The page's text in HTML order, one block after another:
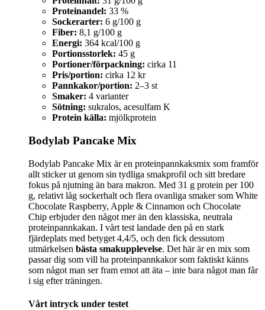
Proteinandel: 33 %
Sockerarter: 6 g/100 g
Fiber: 8,1 g/100 g
Energi: 364 kcal/100 g
Portionsstorlek: 45 g
Portioner/förpackning: cirka 11
Pris/portion: cirka 12 kr
Pannkakor/portion: 2–3 st
Smaker: 4 varianter
Sötning: sukralos, acesulfam K
Protein källa: mjölkprotein
Bodylab Pancake Mix
Bodylab Pancake Mix är en proteinpannkaksmix som framför
allt sticker ut genom sin tydliga smakprofil och sitt bredare
fokus på njutning än bara makron. Med 31 g protein per 100
g, relativt låg sockerhalt och flera ovanliga smaker som White
Chocolate Raspberry, Apple & Cinnamon och Chocolate
Chip erbjuder den något mer än den klassiska, neutrala
proteinpannkakan. I vårt test landade den på en stark
fjärdeplats med betyget 4,4/5, och den fick dessutom
utmärkelsen bästa smakupplevelse. Det här är en mix som
passar dig som vill ha proteinpannkakor som faktiskt känns
som något man ser fram emot att äta – inte bara något man får
i sig efter träningen.
Vårt intryck under testet